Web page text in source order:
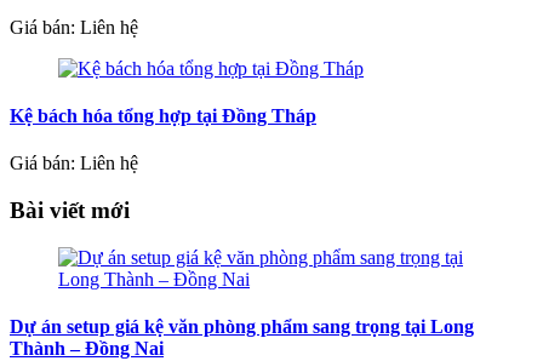
Giá bán: Liên hệ
Kệ bách hóa tổng hợp tại Đồng Tháp
Giá bán: Liên hệ
Bài viết mới
Dự án setup giá kệ văn phòng phẩm sang trọng tại Long
Thành – Đồng Nai